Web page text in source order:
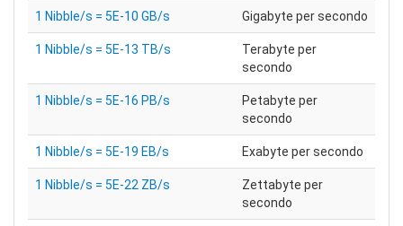
1 Nibble/s = 5E-10 GB/s Gigabyte per secondo
1 Nibble/s = 5E-13 TB/s
Terabyte per
secondo
1 Nibble/s = 5E-16 PB/s
Petabyte per
secondo
1 Nibble/s = 5E-19 EB/s Exabyte per secondo
1 Nibble/s = 5E-22 ZB/s
Zettabyte per
secondo